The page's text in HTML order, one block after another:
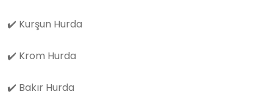
✔️ Kurşun Hurda
✔️ Krom Hurda
✔️ Bakır Hurda